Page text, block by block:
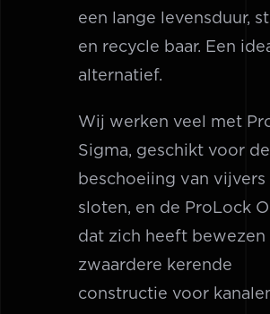
een lange levensduur,
en recycle baar. Een
alternatief.
Wij werken veel met
Sigma, geschikt voor de
beschoeiing van vijvers
sloten, en de ProLock
dat zich heeft bewezen
zwaardere kerende
constructie voor